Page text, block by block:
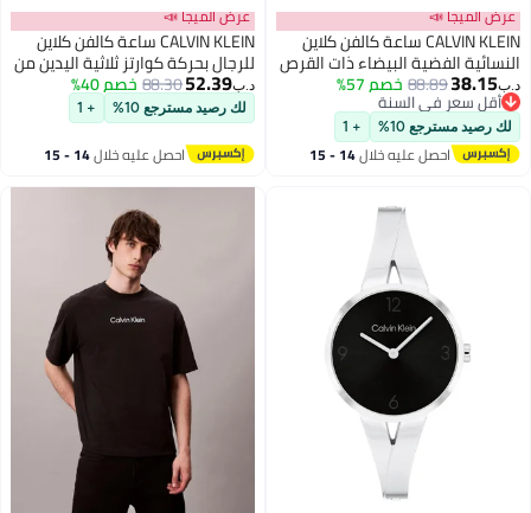
عرض الميجا 📣
CALVIN KLEIN ساعة كالفن كلاين
النسائية الفضية البيضاء ذات القرص
الدائري - 25100076
د.ب‏38.15
88.89خصم 57%
أقل سعر في السنة
أقل سعر في السنة
لك رصيد مسترجع 10% + 1
احصل عليه خلال 14 - 15
اغسطس
عرض الميجا 📣
CALVIN KLEIN ساعة كالفن كلاين
للرجال بحركة كوارتز ثلاثية اليدين من
مجموعة الطيارين البسيطة مع حزام
جلد بني - 25200519
د.ب‏52.39
88.30خصم 40%
لك رصيد مسترجع 10% + 1
احصل عليه خلال 14 - 15
اغسطس